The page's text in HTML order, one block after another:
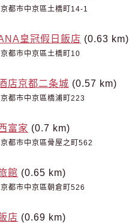
都市中京區土橋町14-1
皇冠假日飯店 (0.63 km)
都市中京區土橋町10
店京都二条城 (0.57 km)
都市中京區橋浦町223
富家 (0.7 km)
都市中京區骨屋之町562
館 (0.65 km)
都市中京區朝倉町526
店 (0.69 km)